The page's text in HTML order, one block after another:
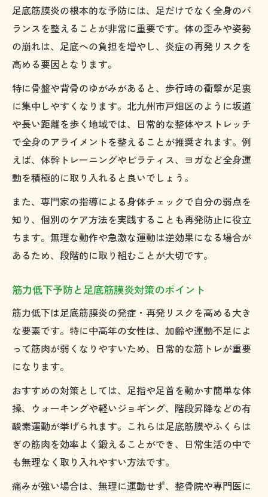
足底筋膜炎の根本的な予防には、足だけでなく全身のバ
ランスを整えることが非常に重要です。体の歪みや姿勢
の崩れは、足底への負担を増やし、炎症の再発リスクを
高める要因となります。
特に骨盤や背骨のゆがみがあると、歩行時の衝撃が足裏
に集中しやすくなります。北九州市戸畑区のように坂道
や長い距離を歩く地域では、日常的な整体やストレッチ
で全身のアライメントを整えることが推奨されます。例
えば、体幹トレーニングやピラティス、ヨガなど全身運
動を積極的に取り入れると良いでしょう。
また、専門家の指導による身体チェックで自分の弱点を
知り、個別のケア方法を実践することも再発防止に役立
ちます。無理な動作や急激な運動は逆効果になる場合が
あるため、段階的に取り組むことが大切です。
筋力低下予防と足底筋膜炎対策のポイント
筋力低下は足底筋膜炎の発症・再発リスクを高める大き
な要素です。特に中高年の女性は、加齢や運動不足によ
って筋肉が弱くなりやすいため、日常的な筋トレが重要
になります。
おすすめの対策としては、足指や足首を動かす簡単な体
操、ウォーキングや軽いジョギング、階段昇降などの有
酸素運動が挙げられます。これらは足底筋膜やふくらは
ぎの筋肉を効率よく鍛えることができ、日常生活の中で
も無理なく取り入れやすい方法です。
痛みが強い場合は、無理に運動せず、整骨院や専門医に